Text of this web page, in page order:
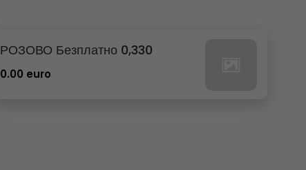
РОЗОВО Безплатно 0,330
0.00 euro